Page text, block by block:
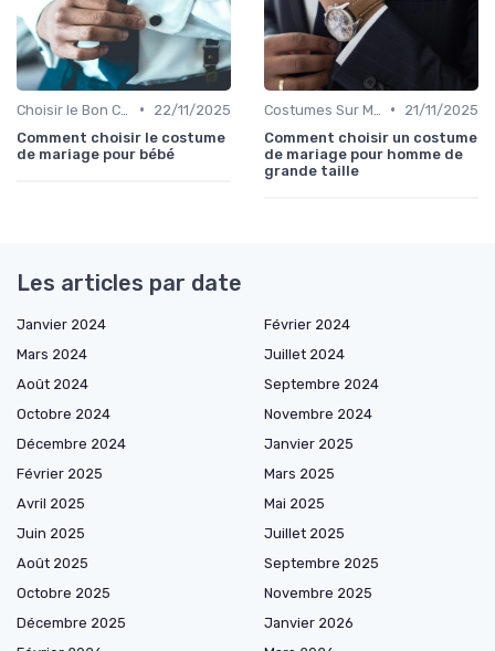
•
22/11/2025
Comment choisir le costume
de mariage pour bébé
•
21/11/2025
Comment choisir un costume
de mariage pour homme de
grande taille
Les articles par date
Janvier 2024
Février 2024
Mars 2024
Juillet 2024
Août 2024
Septembre 2024
Octobre 2024
Novembre 2024
Décembre 2024
Janvier 2025
Février 2025
Mars 2025
Avril 2025
Mai 2025
Juin 2025
Juillet 2025
Août 2025
Septembre 2025
Octobre 2025
Novembre 2025
Décembre 2025
Janvier 2026